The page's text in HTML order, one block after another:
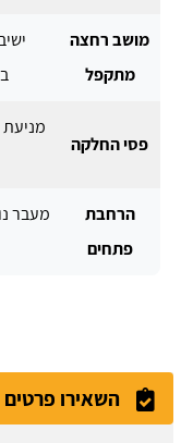
מושב רחצה
מתקפל
פסי החלקה
הרחבת
פתחים
מעבר
השאירו פרטים